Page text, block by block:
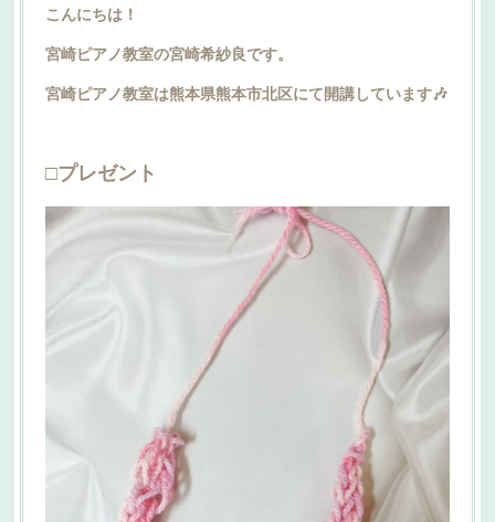
こんにちは！
宮崎ピアノ教室の宮崎希紗良です。
宮崎ピアノ教室は熊本県熊本市北区にて開講しています🎶
□プレゼント